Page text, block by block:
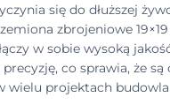
się do dłuższej
zbrojeniowe
w sobie wysoką
co sprawia, że są
wielu projektach